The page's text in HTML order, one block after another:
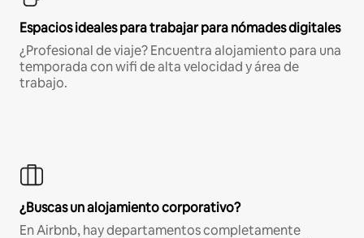
Espacios ideales para trabajar para nómades digitales
¿Profesional de viaje? Encuentra alojamiento para una
temporada con wifi de alta velocidad y área de
trabajo.
¿Buscas un alojamiento corporativo?
En Airbnb, hay departamentos completamente